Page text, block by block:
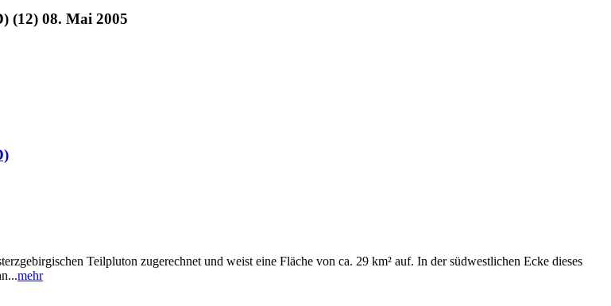
(12) 08. Mai 2005
Teilpluton zugerechnet und weist eine Fläche von ca. 29 km² auf. In der südwestlichen Ecke dieses
mehr